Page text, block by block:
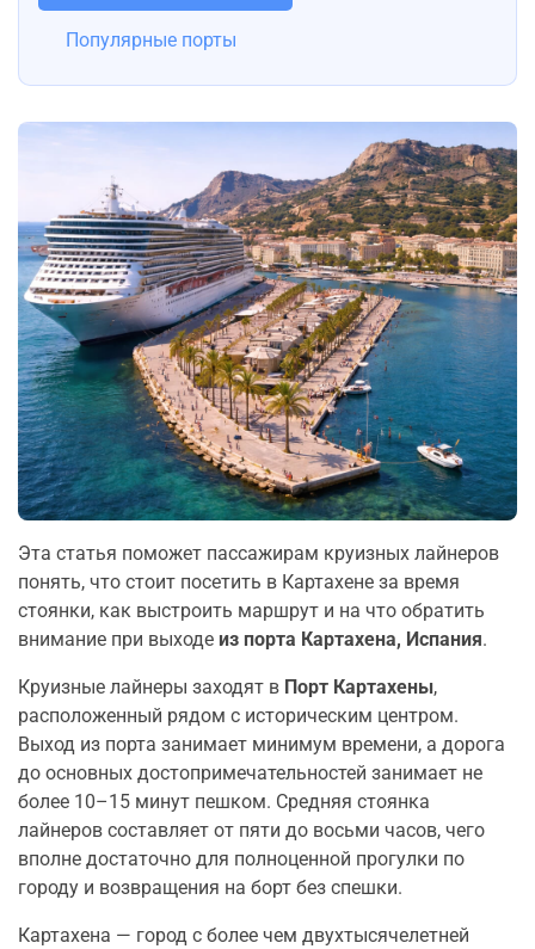
Популярные порты
Эта статья поможет пассажирам круизных лайнеров
понять, что стоит посетить в Картахене за время
стоянки, как выстроить маршрут и на что обратить
внимание при выходе из порта Картахена, Испания.
Круизные лайнеры заходят в Порт Картахены,
расположенный рядом с историческим центром.
Выход из порта занимает минимум времени, а дорога
до основных достопримечательностей занимает не
более 10–15 минут пешком. Средняя стоянка
лайнеров составляет от пяти до восьми часов, чего
вполне достаточно для полноценной прогулки по
городу и возвращения на борт без спешки.
Картахена — город с более чем двухтысячелетней